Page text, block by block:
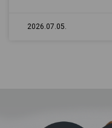
2026.07.05.